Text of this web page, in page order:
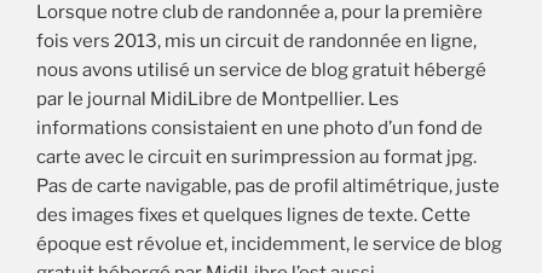
Lorsque notre club de randonnée a, pour la première
fois vers 2013, mis un circuit de randonnée en ligne,
nous avons utilisé un service de blog gratuit hébergé
par le journal MidiLibre de Montpellier. Les
informations consistaient en une photo d’un fond de
carte avec le circuit en surimpression au format jpg.
Pas de carte navigable, pas de profil altimétrique, juste
des images fixes et quelques lignes de texte. Cette
époque est révolue et, incidemment, le service de blog